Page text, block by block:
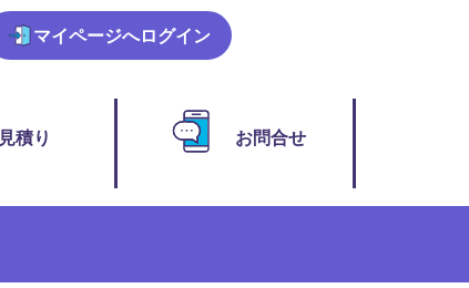
マイページへログイン
積り お問合せ